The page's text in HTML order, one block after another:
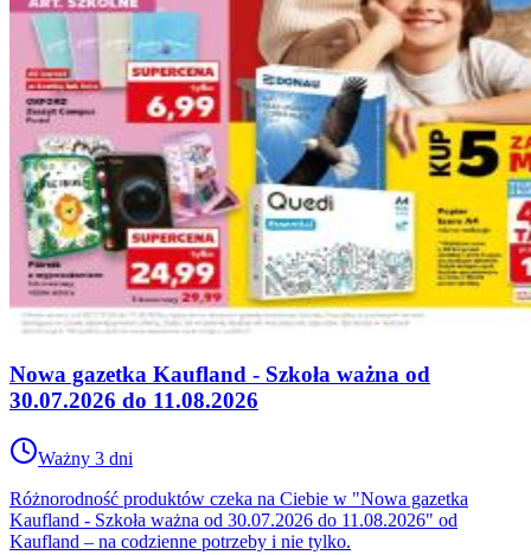
Nowa gazetka Kaufland - Szkoła ważna od
30.07.2026 do 11.08.2026
Ważny 3 dni
Różnorodność produktów czeka na Ciebie w "Nowa gazetka
Kaufland - Szkoła ważna od 30.07.2026 do 11.08.2026" od
Kaufland – na codzienne potrzeby i nie tylko.